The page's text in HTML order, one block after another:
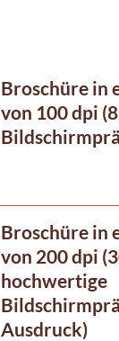
Broschüre in
von 100 dpi
Broschüre in
von 200 dpi
hochwertige
Ausdruck)